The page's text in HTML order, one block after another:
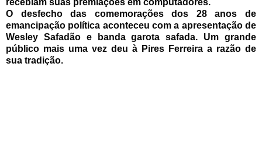
O desfecho das comemorações dos 28 anos de
emancipação política aconteceu com a apresentação de
Wesley Safadão e banda garota safada. Um grande
público mais uma vez deu à Pires Ferreira a razão de
sua tradição.